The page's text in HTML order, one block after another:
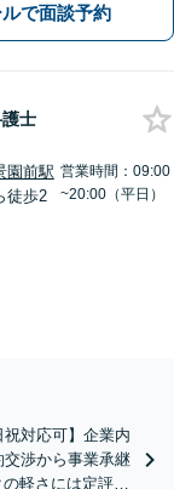
ルで面談予約
士
園前駅
徒歩2
営業時間：09:00
~20:00（平日）
祝対応可】​企業内
渉から事業承継
軽さには定評あ